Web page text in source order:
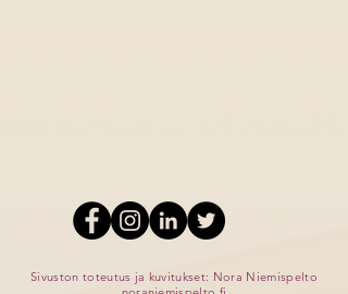
Sivuston toteutus ja kuvitukset: Nora Niemispelto